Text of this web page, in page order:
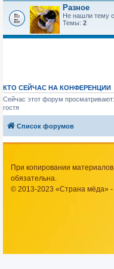
Разное
Не нашли тему
Темы: 2
КТО СЕЙЧАС НА КОНФЕРЕНЦИИ
Сейчас этот форум
гостя
Список форумов
При копировании
обязательна.
© 2013-2023 «Страна мёда» -